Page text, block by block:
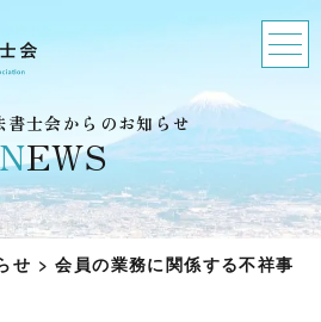
書士会からのお知らせ
EWS
せ >会員の業務に関係する不祥事